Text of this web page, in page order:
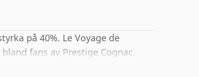
på 40%. Le Voyage de
fans av Prestige Cognac.